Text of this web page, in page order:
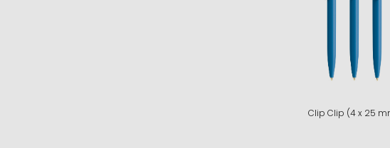
Clip Clip (4 x 25